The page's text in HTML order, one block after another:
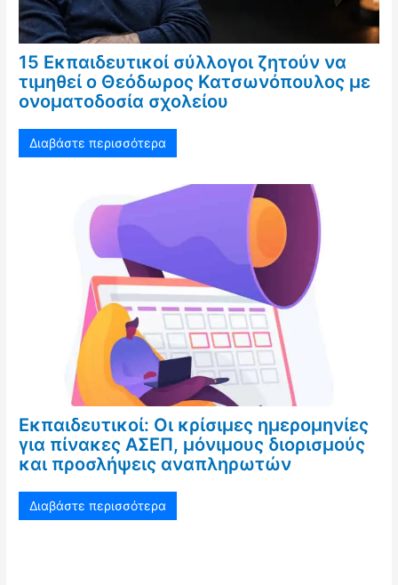
15 Εκπαιδευτικοί σύλλογοι ζητούν να
τιμηθεί ο Θεόδωρος Κατσωνόπουλος με
ονοματοδοσία σχολείου
Διαβάστε περισσότερα
Εκπαιδευτικοί: Οι κρίσιμες ημερομηνίες
για πίνακες ΑΣΕΠ, μόνιμους διορισμούς
και προσλήψεις αναπληρωτών
Διαβάστε περισσότερα